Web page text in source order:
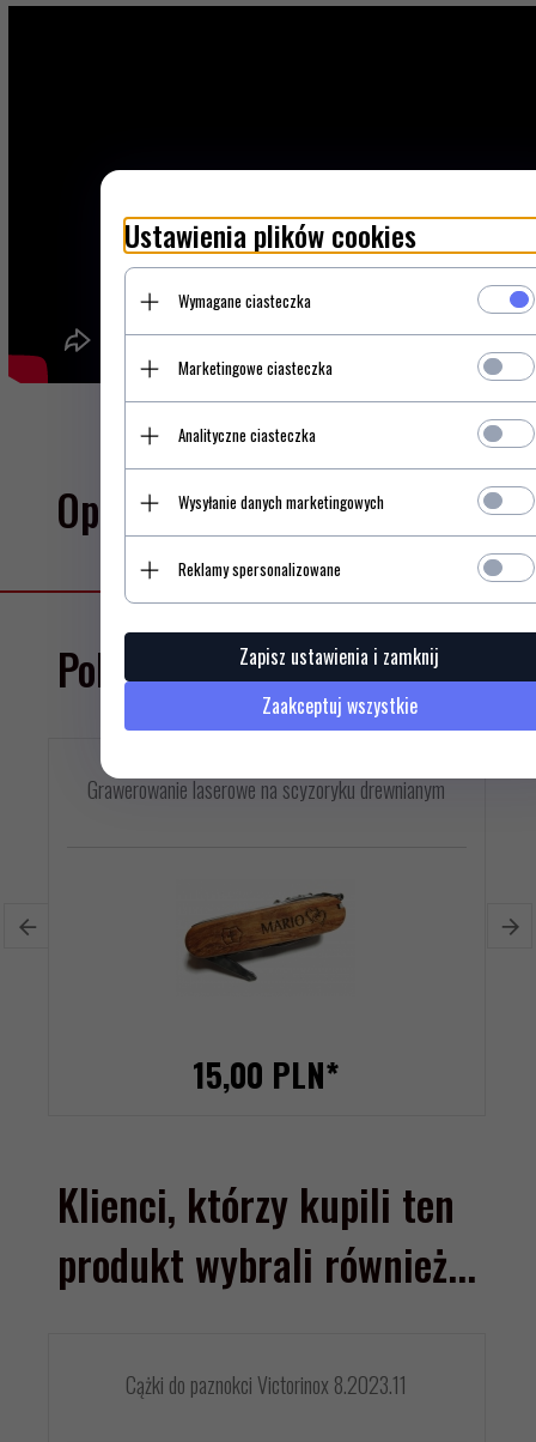
Opinie Klientów
Polecamy
Grawerowanie laserowe na scyzoryku drewnianym
15,00 PLN*
Klienci, którzy kupili ten
produkt wybrali również...
Cążki do paznokci Victorinox 8.2023.11
Ustawienia plików cookies
Wymagane ciasteczka
Marketingowe ciasteczka
Analityczne ciasteczka
Wysyłanie danych marketingowych
Reklamy spersonalizowane
Zapisz ustawienia i zamknij
Zaakceptuj wszystkie